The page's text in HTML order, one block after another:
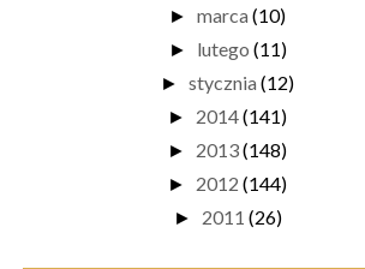
► marca (10)
► lutego (11)
► stycznia (12)
► 2014(141)
► 2013(148)
► 2012 (144)
► 2011 (26)